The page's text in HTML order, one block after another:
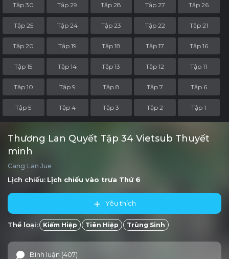
Tập 30 Tập 29 Tập 28 Tập 27 Tập 26
Tập 25 Tập 24 Tập 23 Tập 22 Tập 21
Tập 20 Tập 19 Tập 18 Tập 17 Tập 16
Tập 15 Tập 14 Tập 13 Tập 12 Tập 11
Tập 10 Tập 9 Tập 8 Tập 7 Tập 6
Tập 5 Tập 4 Tập 3 Tập 2 Tập 1
Thương Lan Quyết Tập 34 Vietsub Thuyết
minh
Cang Lan Jue
Lịch chiếu: Lịch chiếu vào trưa Thứ 6
Yêu thích
Thể loại: Kiếm Hiệp Tiên Hiệp Trùng Sinh
Bình luận (407)